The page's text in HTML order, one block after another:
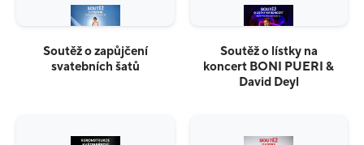
Soutěž o zapůjčení
svatebních šatů
Soutěž o lístky na
koncert BONI PUERI &
David Deyl